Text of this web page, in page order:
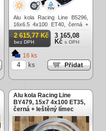
Alu kola Racing Line B5296,
16x6.5 4x100 ET40, černá +
leštění
2 615,77 Kč
bez DPH
3 165,08
Kč s DPH
16 ks
ks
Alu kola Racing Line
BY479, 15x7 4x100 ET35,
černá + leštěný límec